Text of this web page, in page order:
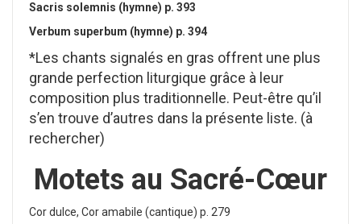
Sacris solemnis (hymne) p. 393
Verbum superbum (hymne) p. 394
*Les chants signalés en gras offrent une plus
grande perfection liturgique grâce à leur
composition plus traditionnelle. Peut-être qu’il
s’en trouve d’autres dans la présente liste. (à
rechercher)
Motets au Sacré-Cœur
Cor dulce, Cor amabile (cantique) p. 279